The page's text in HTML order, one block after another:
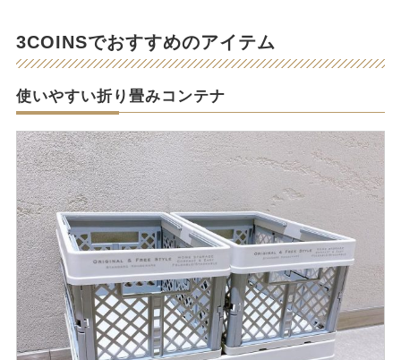
3COINSでおすすめのアイテム
使いやすい折り畳みコンテナ